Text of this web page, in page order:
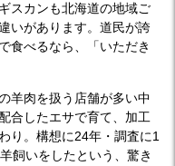
スカンも北海道の地域ご
いがあります。道民が誇
食べるなら、「いただき
羊肉を扱う店舗が多い中
合したエサで育て、加工
り。構想に24年・調査に1
飼いをしたという、驚き